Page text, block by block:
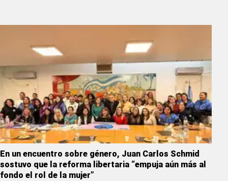
En un encuentro sobre género, Juan Carlos Schmid
sostuvo que la reforma libertaria “empuja aún más al
fondo el rol de la mujer”